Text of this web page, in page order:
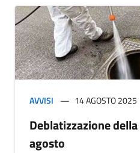
AVVISI 14 AGOSTO 2025
Deblatizzazione
agosto